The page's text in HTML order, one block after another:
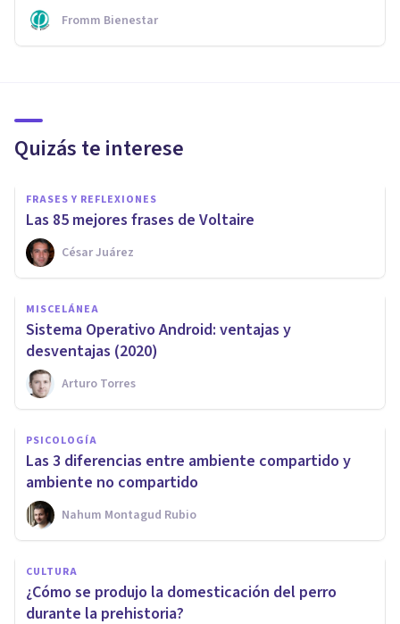
Fromm Bienestar
Quizás te interese
FRASES Y REFLEXIONES
Las 85 mejores frases de Voltaire
César Juárez
MISCELÁNEA
Sistema Operativo Android: ventajas y
desventajas (2020)
Arturo Torres
PSICOLOGÍA
Las 3 diferencias entre ambiente compartido y
ambiente no compartido
Nahum Montagud Rubio
CULTURA
¿Cómo se produjo la domesticación del perro
durante la prehistoria?